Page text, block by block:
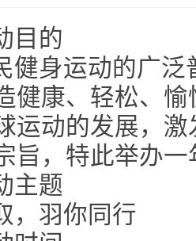
目的
健身运动的广
健康、轻松、
运动的发展，
旨，特此举办
主题
，羽你同行